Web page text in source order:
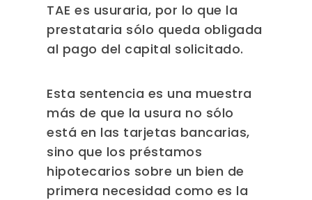
TAE es usuraria, por lo que la
prestataria sólo queda obligada
al pago del capital solicitado.
Esta sentencia es una muestra
más de que la usura no sólo
está en las tarjetas bancarias,
sino que los préstamos
hipotecarios sobre un bien de
primera necesidad como es la